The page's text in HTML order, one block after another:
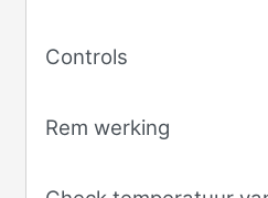
Controls
Rem werking